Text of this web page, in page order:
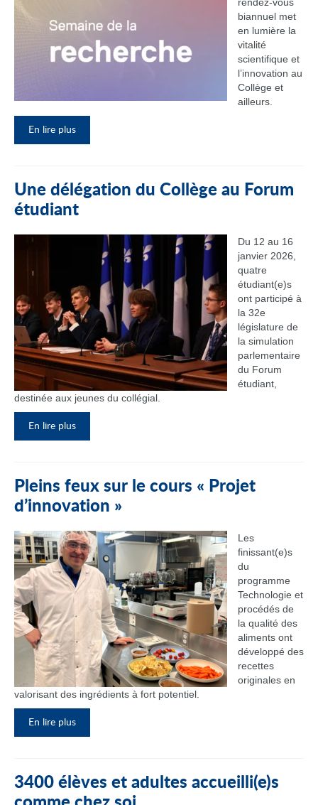
biannuel met
en lumière la
vitalité
scientifique et
l’innovation au
Collège et
ailleurs.
En lire plus
Une délégation du Collège au Forum
étudiant
Du 12 au 16
janvier 2026,
quatre
étudiant(e)s
ont participé à
la 32e
législature de
la simulation
parlementaire
du Forum
étudiant,
destinée aux jeunes du collégial.
En lire plus
Pleins feux sur le cours « Projet
d’innovation »
Les
finissant(e)s
du
programme
Technologie et
procédés de
la qualité des
aliments ont
développé des
recettes
originales en
valorisant des ingrédients à fort potentiel.
En lire plus
3400 élèves et adultes accueilli(e)s